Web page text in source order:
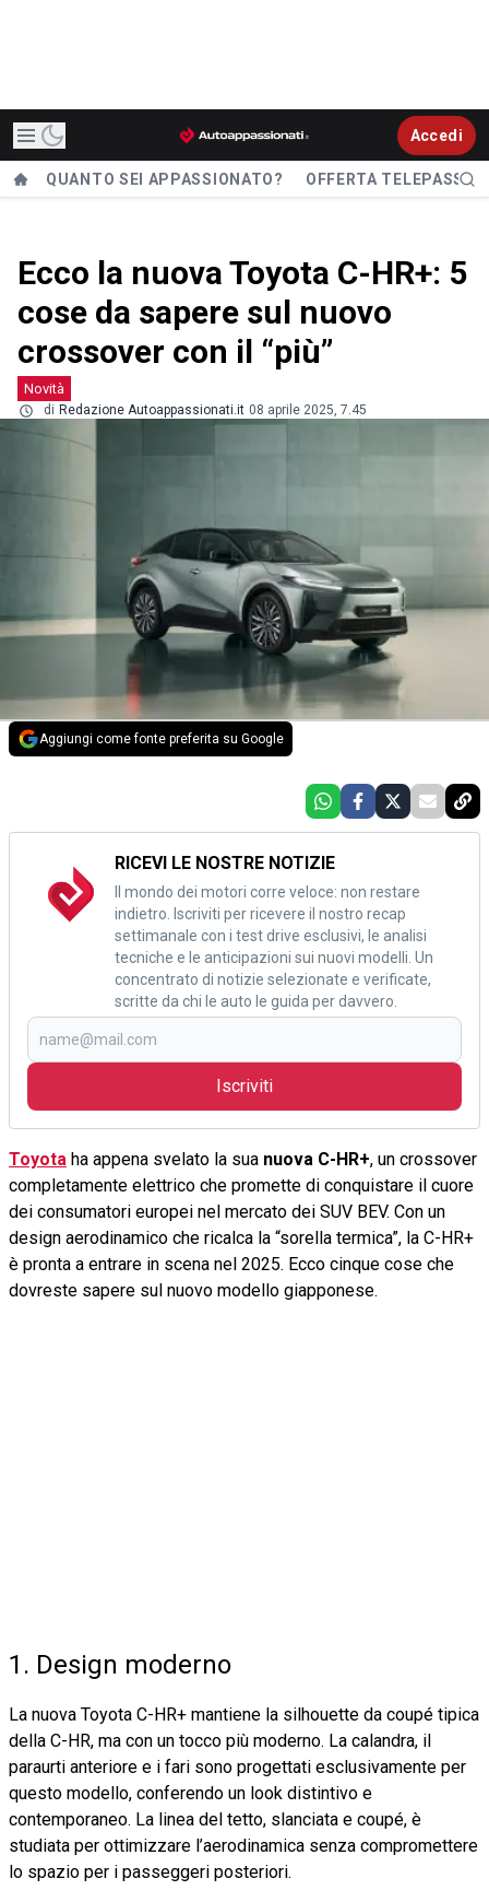
Accedi
QUANTO SEI APPASSIONATO? OFFERTA TELEPASS
Ecco la nuova Toyota C-HR+: 5
cose da sapere sul nuovo
crossover con il “più”
Novità
di Redazione Autoappassionati.it 08 aprile 2025, 7.45
Aggiungi come fonte preferita su Google
RICEVI LE NOSTRE NOTIZIE
Il mondo dei motori corre veloce: non restare
indietro. Iscriviti per ricevere il nostro recap
settimanale con i test drive esclusivi, le analisi
tecniche e le anticipazioni sui nuovi modelli. Un
concentrato di notizie selezionate e verificate,
scritte da chi le auto le guida per davvero.
Iscriviti
Toyota ha appena svelato la sua nuova C-HR+, un crossover
completamente elettrico che promette di conquistare il cuore
dei consumatori europei nel mercato dei SUV BEV. Con un
design aerodinamico che ricalca la “sorella termica”, la C-HR+
è pronta a entrare in scena nel 2025. Ecco cinque cose che
dovreste sapere sul nuovo modello giapponese.
1. Design moderno
La nuova Toyota C-HR+ mantiene la silhouette da coupé tipica
della C-HR, ma con un tocco più moderno. La calandra, il
paraurti anteriore e i fari sono progettati esclusivamente per
questo modello, conferendo un look distintivo e
contemporaneo. La linea del tetto, slanciata e coupé, è
studiata per ottimizzare l’aerodinamica senza compromettere
lo spazio per i passeggeri posteriori.